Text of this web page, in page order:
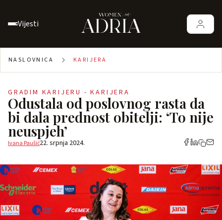
Vijesti
NASLOVNICA KARIJERA
GRADIM KARIJERU - KARIJERA
Odustala od poslovnog rasta da
bi dala prednost obitelji: ‘To nije
neuspjeh’
Ivana Paušić22. srpnja 2024.